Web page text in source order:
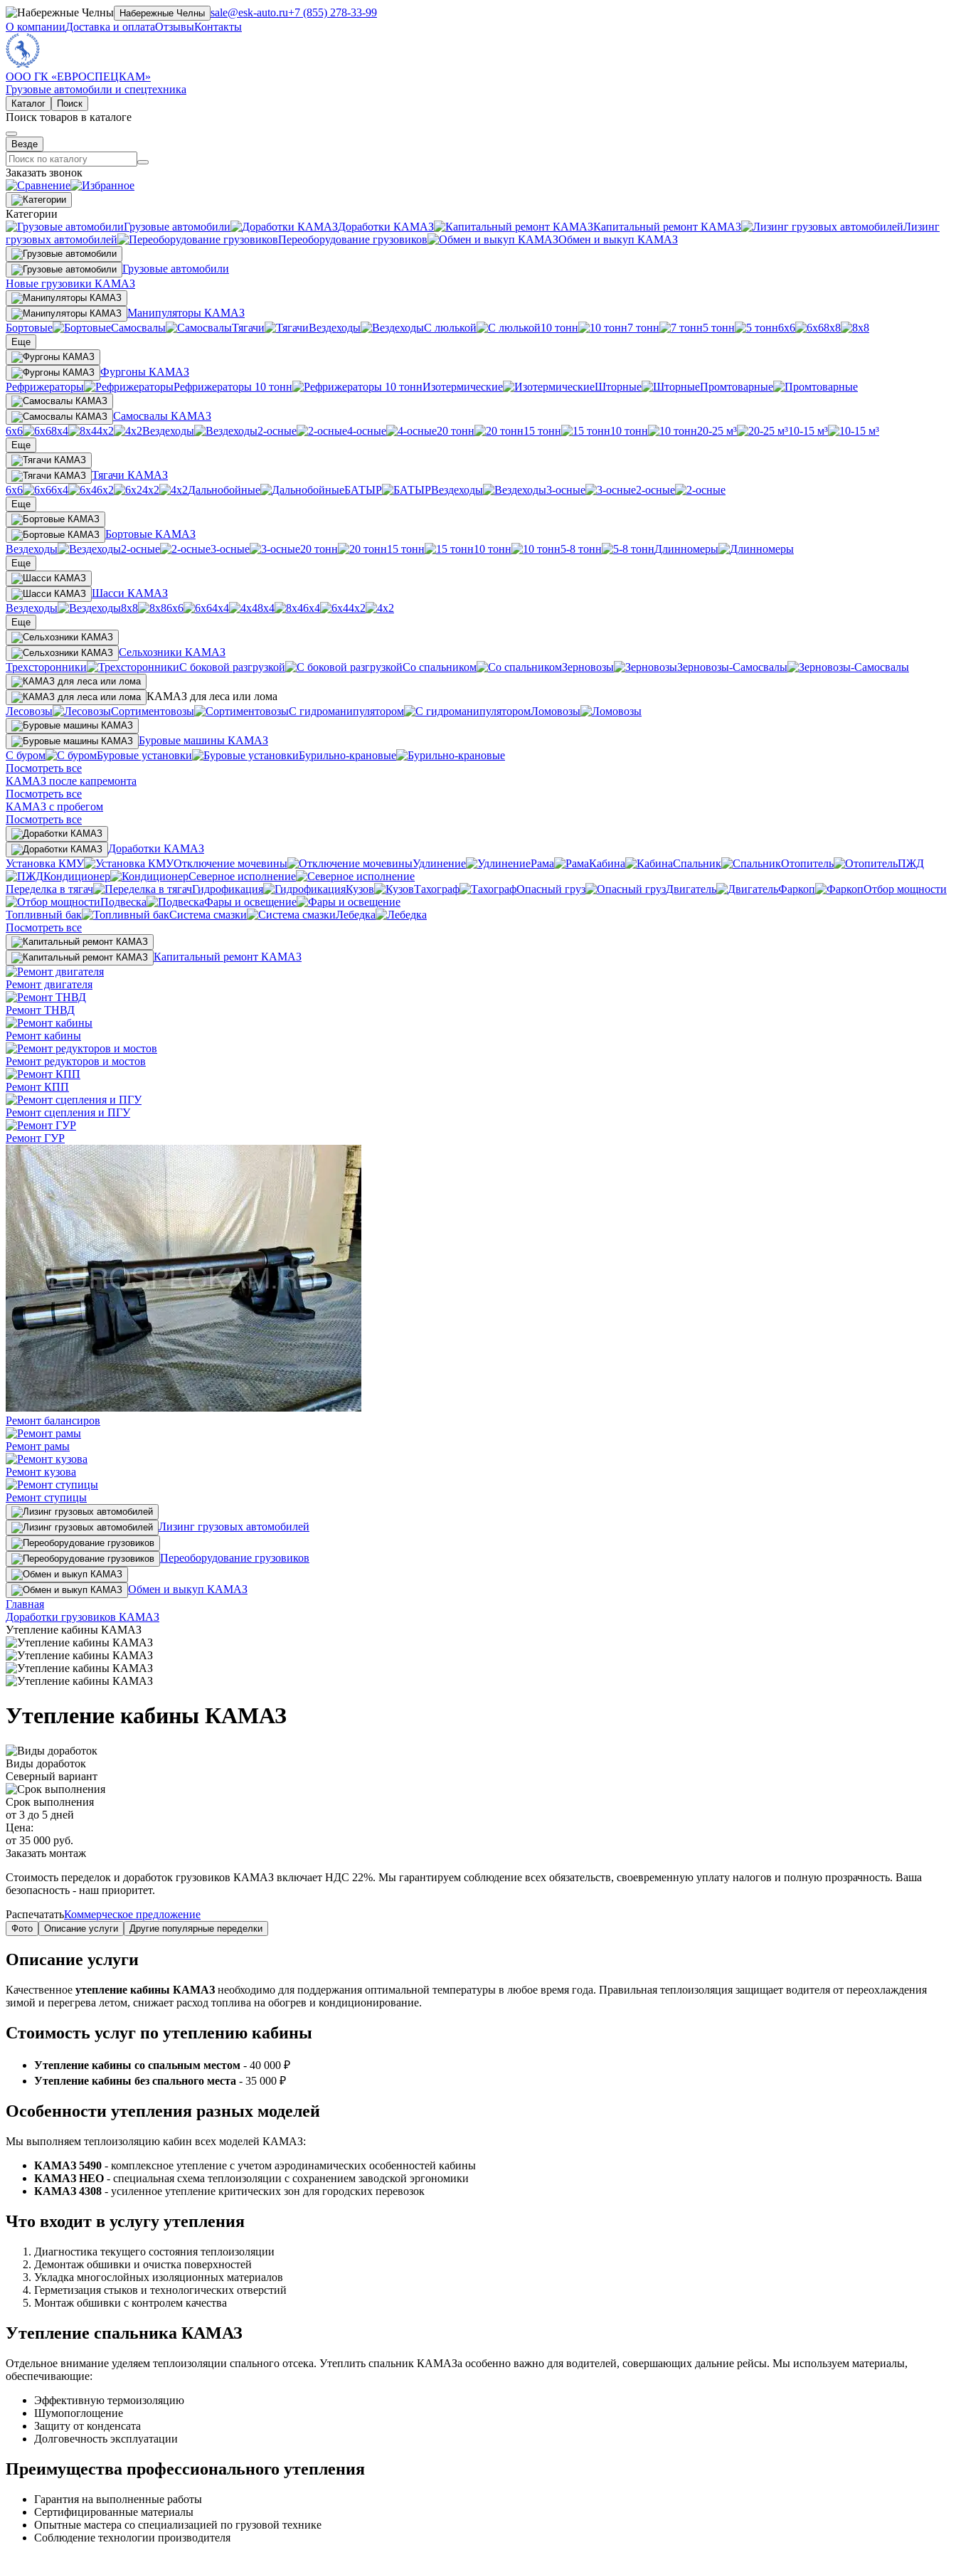
Набережные Челны sale@esk-auto.ru+7 (855) 278-33-99
О компанииДоставка и оплатаОтзывыКонтакты
ООО ГК «ЕВРОСПЕЦКАМ»
Грузовые автомобили и спецтехника
Каталог Поиск
Поиск товаров в каталоге
Везде
Заказать звонок
Категории
Грузовые автомобили
Доработки КАМАЗ Капитальный ремонт КАМАЗ
Лизинг
грузовых автомобилей
Переоборудование грузовиков Обмен и выкуп КАМАЗ
Грузовые автомобили
Новые грузовики КАМАЗ
Манипуляторы КАМАЗ
Бортовые
Самосвалы Тягачи Вездеходы С люлькой 10 тонн 7 тонн 5 тонн 6х6 8х8
Еще
Фургоны КАМАЗ
Рефрижераторы
Рефрижераторы 10 тонн Изотермические Шторные Промтоварные
Самосвалы КАМАЗ
6х6
8х4 4х2 Вездеходы 2-осные 4-осные 20 тонн 15 тонн 10 тонн 20-25 м³ 10-15 м³
Еще
Тягачи КАМАЗ
6х6
6х4 6х2 4х2 Дальнобойные БАТЫР Вездеходы 3-осные 2-осные
Еще
Бортовые КАМАЗ
Вездеходы
2-осные 3-осные 20 тонн 15 тонн 10 тонн 5-8 тонн Длинномеры
Еще
Шасси КАМАЗ
Вездеходы
8х8 6х6 4х4 8х4 6х4 4х2
Еще
Сельхозники КАМАЗ
Трехсторонники
С боковой разгрузкой Со спальником Зерновозы Зерновозы-Самосвалы
КАМАЗ для леса или лома
Лесовозы
Сортиментовозы С гидроманипулятором Ломовозы
Буровые машины КАМАЗ
С буром
Буровые установки
Бурильно-крановые
Посмотреть все
КАМАЗ после капремонта
Посмотреть все
КАМАЗ с пробегом
Посмотреть все
Доработки КАМАЗ
Установка КМУ
Отключение мочевины Удлинение Рама Кабина Спальник Отопитель
ПЖД
Кондиционер
Северное исполнение
Переделка в тягач
Гидрофикация Кузов Тахограф Опасный груз Двигатель Фаркоп
Отбор мощности
Подвеска
Фары и освещение
Топливный бак
Система смазки
Лебедка
Посмотреть все
Капитальный ремонт КАМАЗ
Ремонт двигателя
Ремонт ТНВД
Ремонт кабины
Ремонт редукторов и мостов
Ремонт КПП
Ремонт сцепления и ПГУ
Ремонт ГУР
Ремонт балансиров
Ремонт рамы
Ремонт кузова
Ремонт ступицы
Лизинг грузовых автомобилей
Переоборудование грузовиков
Обмен и выкуп КАМАЗ
Главная
Доработки грузовиков КАМАЗ
Утепление кабины КАМАЗ
Утепление кабины КАМАЗ
Виды доработок
Северный вариант
Срок выполнения
от 3 до 5 дней
Цена:
от 35 000 руб.
Заказать монтаж
Стоимость переделок и доработок грузовиков КАМАЗ включает НДС 22%. Мы гарантируем соблюдение всех обязательств, своевременную уплату налогов и полную прозрачность. Ваша
безопасность - наш приоритет.
РаспечататьКоммерческое предложение
Фото Описание услуги Другие популярные переделки
Описание услуги
Качественное утепление кабины КАМАЗ необходимо для поддержания оптимальной температуры в любое время года. Правильная теплоизоляция защищает водителя от переохлаждения
зимой и перегрева летом, снижает расход топлива на обогрев и кондиционирование.
Стоимость услуг по утеплению кабины
Утепление кабины со спальным местом - 40 000 ₽
Утепление кабины без спального места - 35 000 ₽
Особенности утепления разных моделей
Мы выполняем теплоизоляцию кабин всех моделей КАМАЗ:
КАМАЗ 5490 - комплексное утепление с учетом аэродинамических особенностей кабины
КАМАЗ НЕО - специальная схема теплоизоляции с сохранением заводской эргономики
КАМАЗ 4308 - усиленное утепление критических зон для городских перевозок
Что входит в услугу утепления
Диагностика текущего состояния теплоизоляции
Демонтаж обшивки и очистка поверхностей
Укладка многослойных изоляционных материалов
Герметизация стыков и технологических отверстий
Монтаж обшивки с контролем качества
Утепление спальника КАМАЗ
Отдельное внимание уделяем теплоизоляции спального отсека. Утеплить спальник КАМАЗа особенно важно для водителей, совершающих дальние рейсы. Мы используем материалы,
обеспечивающие:
Эффективную термоизоляцию
Шумопоглощение
Защиту от конденсата
Долговечность эксплуатации
Преимущества профессионального утепления
Гарантия на выполненные работы
Сертифицированные материалы
Опытные мастера со специализацией по грузовой технике
Соблюдение технологии производителя